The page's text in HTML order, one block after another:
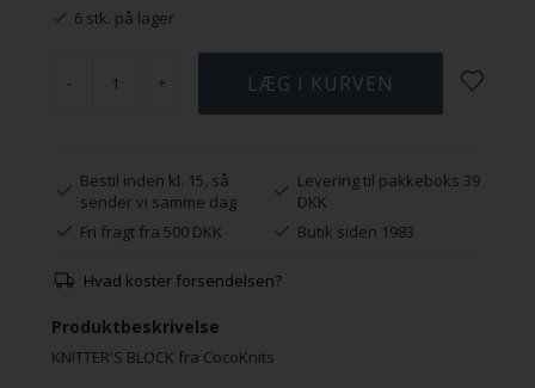
6 stk. på lager
- +
Bestil inden kl. 15, så
sender vi samme dag
Levering til pakkeboks 39
DKK
Fri fragt fra 500 DKK
Butik siden 1983
Hvad koster forsendelsen?
Produktbeskrivelse
KNITTER'S BLOCK fra CocoKnits